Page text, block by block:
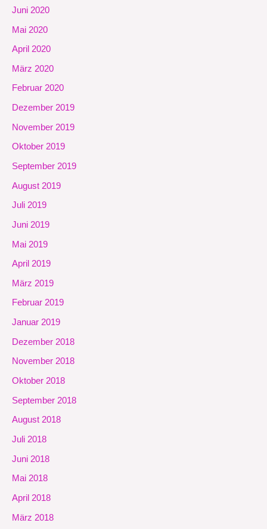
Juni 2020
Mai 2020
April 2020
März 2020
Februar 2020
Dezember 2019
November 2019
Oktober 2019
September 2019
August 2019
Juli 2019
Juni 2019
Mai 2019
April 2019
März 2019
Februar 2019
Januar 2019
Dezember 2018
November 2018
Oktober 2018
September 2018
August 2018
Juli 2018
Juni 2018
Mai 2018
April 2018
März 2018